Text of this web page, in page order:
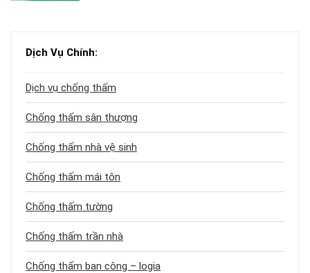
Dịch Vụ Chính:
Dịch vụ chống thấm
Chống thấm sân thượng
Chống thấm nhà vệ sinh
Chống thấm mái tôn
Chống thấm tường
Chống thấm trần nhà
Chống thấm ban công – logia